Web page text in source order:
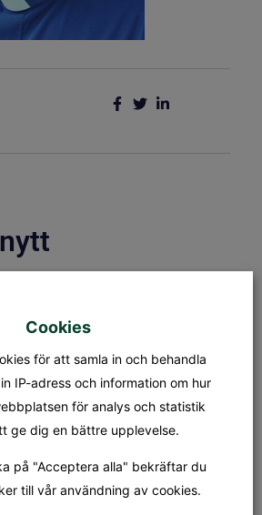
S:t Olofs kansli öppettider Måndag
– fredag: 08.00 – 15.00
Lunchstängt: 12.30 – 13.00 Fredag
31/7 stänger kansliet kl 12.00.
Kapellet Står öppet från och
MÄSSA
SÖNDAG 9 AUGUSTI KL.18.00
Tionde söndagen efter trefaldighet
Dagens tema: Nådens gåvor Präst:
Jan-Evert Petersson Musiker:
Cookies
för att samla in och behandla
IP-adress och information om hur
för analys och statistik
ge dig en bättre upplevelse.
på "Acceptera alla" bekräftar du
till vår användning av cookies.